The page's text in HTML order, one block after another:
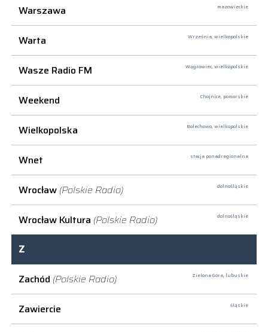
Warszawa mazowieckie
Warta Września, wielkopolskie
Wasze Radio FM Wągrowiec, wielkopolskie
Weekend Chojnice, pomorskie
Wielkopolska Bolechowo, wielkopolskie
Wnet stacja ponadregionalna
Wrocław (Polskie Radio) dolnośląskie
Wrocław Kultura (Polskie Radio) dolnośląskie
Z
Zachód (Polskie Radio) Zielona Góra, lubuskie
Zawiercie śląskie